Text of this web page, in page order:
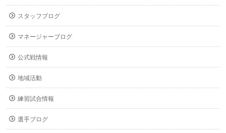
スタッフブログ
マネージャーブログ
公式戦情報
地域活動
練習試合情報
選手ブログ